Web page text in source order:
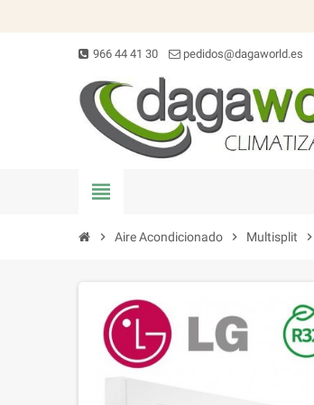
966 44 41 30 pedidos@dagaworld.es
view_headline
chevron_right Aire Acondicionado chevron_right Multisplit chevron_right